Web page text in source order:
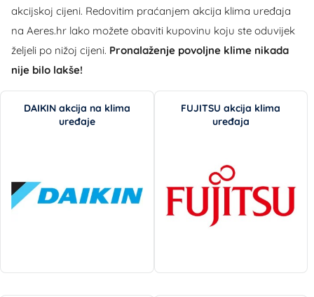
akcijskoj cijeni. Redovitim praćanjem akcija klima uređaja
na Aeres.hr lako možete obaviti kupovinu koju ste oduvijek
željeli po nižoj cijeni. Pronalaženje povoljne klime nikada
nije bilo lakše!
DAIKIN akcija na klima
uređaje
FUJITSU akcija klima
uređaja